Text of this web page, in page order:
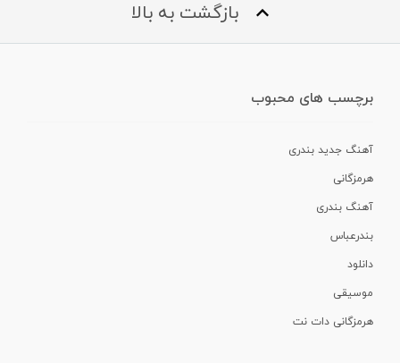
بازگشت به بالا
برچسب های محبوب
آهنگ جدید بندری
هرمزگانی
آهنگ بندری
بندرعباس
دانلود
موسیقی
هرمزگانی دات نت